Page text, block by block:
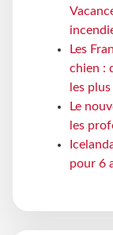
Les
chien :
les
Le
les
pour 6